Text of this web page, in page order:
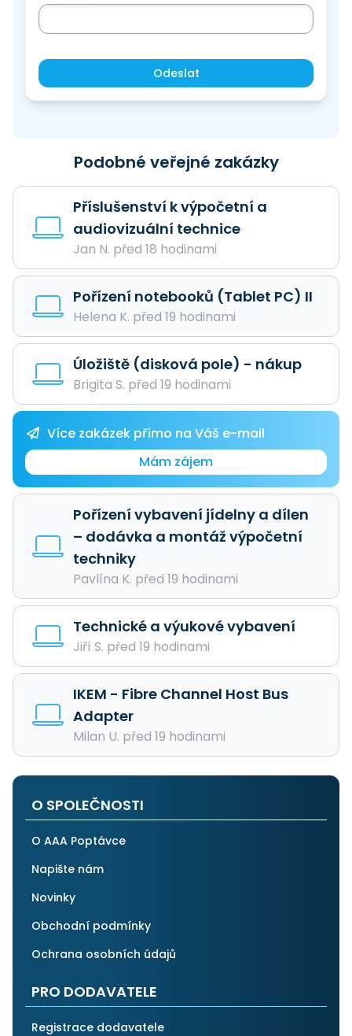
Odeslat
Podobné veřejné zakázky
Příslušenství k výpočetní a
audiovizuální technice
Jan N. před 18 hodinami
Pořízení notebooků (Tablet PC) II
Helena K. před 19 hodinami
Úložiště (disková pole) - nákup
Brigita S. před 19 hodinami
Více zakázek přímo na Váš e-mail
Mám zájem
Pořízení vybavení jídelny a dílen
– dodávka a montáž výpočetní
techniky
Pavlína K. před 19 hodinami
Technické a výukové vybavení
Jiří S. před 19 hodinami
IKEM - Fibre Channel Host Bus
Adapter
Milan U. před 19 hodinami
O SPOLEČNOSTI
O AAA Poptávce
Napište nám
Novinky
Obchodní podmínky
Ochrana osobních údajů
PRO DODAVATELE
Registrace dodavatele